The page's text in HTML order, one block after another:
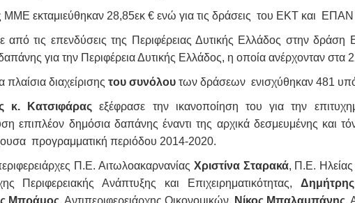
ΜΜΕ εκταμιεύθηκαν 28,85εκ € ενώ για τις δράσεις του ΕΚΤ και ΕΠΑΝ
τις επενδύσεις της Περιφέρειας Δυτικής Ελλάδος στην
για την Περιφέρεια Δυτικής Ελλάδος, η οποία ανέρχονταν στα
διαχείρισης του συνόλου των δράσεων ενισχύθηκαν 481
κ. Κατσιφάραςεξέφρασε την ικανοποίηση του για την
επιπλέον δημόσια δαπάνης έναντι της αρχικά δεσμευμένης και
προγραμματική περιόδου 2014-2020.
Π.Ε. Αιτωλοακαρνανίας Χριστίνα Σταρακά, Π.Ε. Ηλείας
Περιφερειακής Ανάπτυξης και Επιχειρηματικότητας,
Μπράμος, Αντιπεριφερειάρχης Οικονομικών, Νίκος Μπαλαμπάνης,